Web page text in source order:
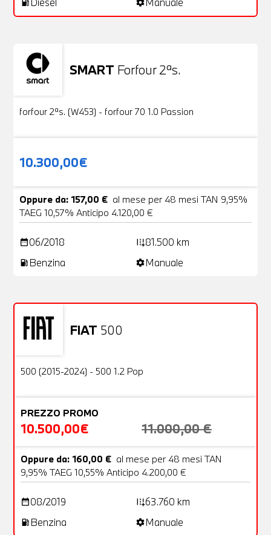
local_gas_station settings
SMART Forfour 2ªs.
Usato
forfour 2ªs. (W453) - forfour 70 1.0 Passion
10.300,00€
Oppure da: 157,00 € al mese per 48 mesi TAN 9,95%
TAEG 10,57% Anticipo 4.120,00 €
date_range06/2018 add_road81.500 km
local_gas_station Benzina settingsManuale
FIAT 500
OFFERTA
Usato
500 (2015-2024) - 500 1.2 Pop
PREZZO PROMO
10.500,00€ 11.000,00 €
Oppure da: 160,00 € al mese per 48 mesi TAN
9,95% TAEG 10,55% Anticipo 4.200,00 €
date_range08/2019 add_road63.760 km
local_gas_station Benzina settingsManuale